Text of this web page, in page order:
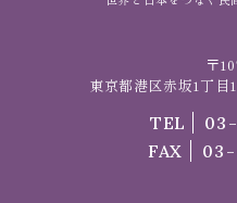
〒
東京都港区赤坂1丁目
TEL
FAX